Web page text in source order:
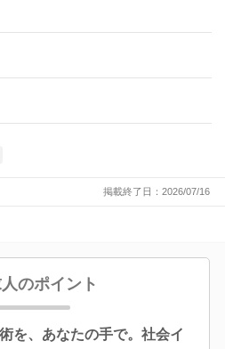
掲載終了日：2026/07/16
のポイント
を、あなたの手で。社会イ